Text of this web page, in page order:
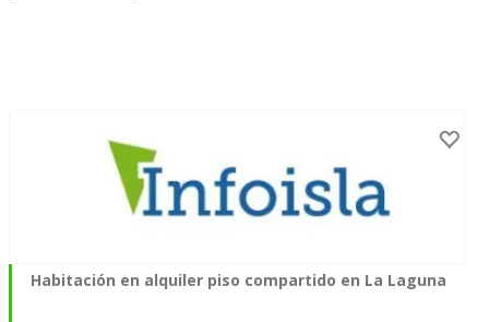
Habitación en alquiler piso compartido en La Laguna